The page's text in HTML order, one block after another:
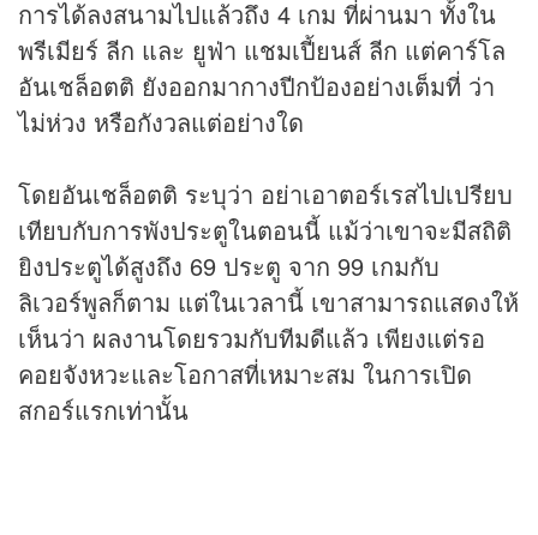
การได้ลงสนามไปแล้วถึง 4 เกม ที่ผ่านมา ทั้งใน
พรีเมียร์ ลีก และ ยูฟ่า แชมเปี้ยนส์ ลีก แต่คาร์โล
อันเชล็อตติ ยังออกมากางปีกป้องอย่างเต็มที่ ว่า
ไม่ห่วง หรือกังวลแต่อย่างใด
โดยอันเชล็อตติ ระบุว่า อย่าเอาตอร์เรสไปเปรียบ
เทียบกับการพังประตูในตอนนี้ แม้ว่าเขาจะมีสถิติ
ยิงประตูได้สูงถึง 69 ประตู จาก 99 เกมกับ
ลิเวอร์พูลก็ตาม แต่ในเวลานี้ เขาสามารถแสดงให้
เห็นว่า ผลงานโดยรวมกับทีมดีแล้ว เพียงแต่รอ
คอยจังหวะและโอกาสที่เหมาะสม ในการเปิด
สกอร์แรกเท่านั้น